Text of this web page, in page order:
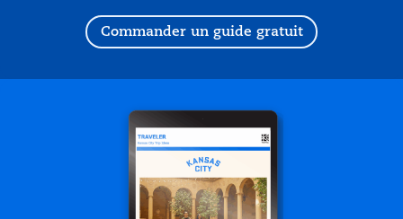
Commander un guide gratuit